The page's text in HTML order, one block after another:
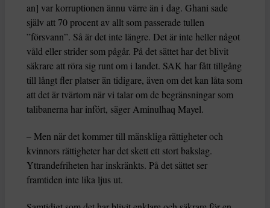
an] var korruptionen ännu värre än i dag. Ghani sade
själv att 70 procent av allt som passerade tullen
”försvann”. Så är det inte längre. Det är inte heller något
våld eller strider som pågår. På det sättet har det blivit
säkrare att röra sig runt om i landet. SAK har fått tillgång
till långt fler platser än tidigare, även om det kan låta som
att det är tvärtom när vi talar om de begränsningar som
talibanerna har infört, säger Aminulhaq Mayel.
– Men när det kommer till mänskliga rättigheter och
kvinnors rättigheter har det skett ett stort bakslag.
Yttrandefriheten har inskränkts. På det sättet ser
framtiden inte lika ljus ut.